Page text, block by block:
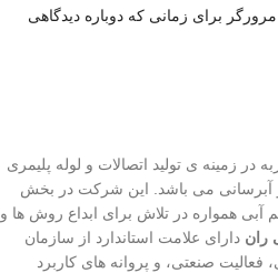
برای زمانی که دوباره دیدگاهی
تجربه در زمینه ی تولید اتصالات و لوله پلیمری
آبرسانی می باشد. این شرکت در بخش
آبی همواره در تلاش برای ابداع روش ها و
ران دارای علامت استاندارد از سازمان
فعالیت صنعتی، و پروانه های کاربرد